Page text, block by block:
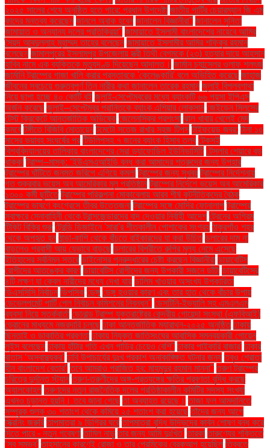
২০২৫ সালের শেষে অনুষ্ঠিত হতে পারে: প্রধান উপদেষ্টা জাতীয় পার্টির চেয়ারম্যান জি এম
কাদের মন্তব্য করেছেন জানলে অবাক হবেন জানালেন বিজ্ঞানীরা" জানালেন সুনিতা
জামায়াত ও অন্যান্য দলের প্রতিক্রিয়া'' জামায়াতে ইসলামী বাংলাদেশের নায়েবে আমির
সৈয়দ আবদুল্লাহ মুহাম্মদ তাহের বলেছেন জামায়াতে ইসলামীর আমির শফিকুর রহমান
বলেছেন জামালপুরের ইসলামপুর উপজেলায় স্ত্রী তিথী বেগমকে (২৩) হত্যার দায়ে আহসান
হাবিব নামে এক ব্যক্তিকে মৃত্যুদণ্ড দিয়েছেন আদালত। জার্মান চ্যান্সেলর ওলাফ শলৎজ
জার্মানি ট্রাম্পের গাজা খালি করার প্রস্তাবকে 'কেলেঙ্কারি' বলে অভিহিত করেছে জাহাজ
জীবনের সবচেয়ে গুরুত্বপূর্ণ তিন নারীর কথা জানালেন তারেক রহমান জুলাই বিপ্লবগাথা
নিয়ে ছাপা হচ্ছে ৪০ কোটি বই জুলাই-সেপ্টেম্বরের মধ্যে ব্যাংকটি ৬৬ পয়সা ইপিএস
অর্জন করেছে জুলাই–সেপ্টেম্বর প্রান্তিকে ব্যাংক এশিয়ার লোকসান জেইডেন সিলসের
টেস্ট ক্রিকেটে আন্তর্জাতিক অভিষেক জেলেনস্কির প্রশংসা ঝাল খাবার খেলেই মেদ
কমবে টঙ্গীতে বিজিবি মোতায়েন টমেটো সতেজ রাখার সহজ টিপস টাইফয়েড জ্বর: টানা ১৫
মাসের ভয়াবহ সংঘর্ষের পর টিউলিপসহ ৭ জনের ব্যাংক হিসাব তলব টেকসই
বিশ্ববিদ্যালয়ের তালিকায় বাংলাদেশের সেরা ড্যাফোডিল ইউনিভার্সিটি টেসলার শেয়ারে বড়
ধাক্কা ট্রাম্প–মাস্ক: ‘ইউএসএআইডি বন্ধ করা আমাদের শত্রুদের জন্য উপহার
ট্রাম্পের ঘাঁটিতে জনমত জরিপে এগিয়ে কমলা ট্রাম্পের জন্য সুখবর ট্রাম্পের নির্দেশনায়
গত শুক্রবার ভয়েস অব আমেরিকার মূল প্রতিষ্ঠান ট্রাম্পের নির্দেশে ভয়েস অব আমেরিকার
১৩০০ কর্মী ছুটিতে ট্রাম্পের পরিকল্পনা মোকাবেলায় আরব শীর্ষ কূটনীতিকদের বৈঠক
ট্রাম্পের ভাষণে কংগ্রেসে তীব্র উত্তেজনা ট্রাম্পের সঙ্গে মোদির ফোনালাপ ট্রাম্পের
স্বাক্ষরে সেনাবাহিনী থেকে ট্রান্সজেন্ডারদের বাদ দেওয়ার নির্বাহী আদেশ ট্রেনের অগ্রিম
টিকিট বিক্রি শুরু ট্রেন্ডি ডিজাইনে 'সারা'র শীতকালীন পোশাকের সংগ্রহ ঠাকুরগাঁও শহর
থেকে অপহৃত হন ঠান্ডা-কাশি থেকে বাঁচতে বাইকারদের যা করা উচিত ডলারের দাম না
বাড়লেও প্রবাসী আয় যেভাবে বাড়ছে ডলারের বিপরীতে রুপির মূল্য নেমে এসেছে
ইতিহাসের সর্বনিম্ন স্তরে ডাইনোসর পুনরুদ্ধারের চেষ্টা করছেন বিজ্ঞানীরা ডায়াবেটিস
রোগীদের আতঙ্কের কারণ ডায়াবেটিস রোগীদের জন্য উপকারী সজনে ডাঁটা ডায়াবেটিসের
৪টি লক্ষণ যা কেবল নারীদের মধ্যে দেখা যায় ডালিম খাওয়ার অসংখ্য উপকারিতা
ডিএসসিসি নির্বাচন ডিপসিক ডেঙ্গু ডেঙ্গু হওয়ার কারণ এবং তার হাত থেকে বাঁচার উপায়
ডেভেলপমেন্ট পার্টি পেল নির্বাচন কমিশনের নিবন্ধন" ডেসটিনি-ইভ্যালি সহ এমএলএম
ব্যবসা নিয়ে সতর্কবার্তা ডোনাল্ড ট্রাম্প যুক্তরাষ্ট্রের কেন্দ্রীয় গোয়েন্দা সংস্থা (এফবিআই)
ড্রোনের মাধ্যমে নজরদারি চলছে ঢাকা আন্তর্জাতিক ম্যারাথন-২০২৫ অনুষ্ঠিত ঢাকায়
ছিনতাই ও ডাকাতির প্রবণতা ঢাকায় নিযুক্ত জাতিসংঘের আবাসিক সমন্বয়কারী গোয়েন
লুইস বলেছেন ঢাকায় হাঁটার গতি এখন গাড়ির চেয়েও বেশি'' ঢাকার পাইকারি বাজার' ঢাকার
বাতাস ‘অস্বাস্থ্যকর’ ঢাবি উপাচার্যের দুঃখ প্রকাশ অনাকাঙ্ক্ষিত ঘটনার জন্য তবুও শ্রোতা
হীন বাংলাদেশ বেতার” তবে আমরাও পরাজিত হব: মাহমুদুর রহমান মান্না" তরুণ ট্রাম্পের
চরিত্রে দুর্দান্ত স্ট্যান তরুণ-তরুণীদের অঙ্গ-প্রত্যঙ্গের ক্ষতির প্রবণতা বৃদ্ধি করছে
অ্যালকোহল তরুণদের নতুন রাজনৈতিক দলের প্রতিষ্ঠাকালীন কমিটির সদস্য সংখ্যা
এখনও চূড়ান্ত হয়নি। তবে জানা গেছে তা অব্যাহত রয়েছে। তাজা ফল আমদানিতে
সম্পূরক শুল্ক ৩০ শতাংশ থেকে কমিয়ে ২৫ শতাংশ করা হয়েছে তাঁদের জন্য আগে
স্ক্রিনিং জরুরি তাপমাত্রা ৯ ডিগ্রির ঘরে তাপমাত্রা বৃদ্ধি উদ্ভিদের কার্বন শোষণ বন্ধ করে
দিতে পারে - নতুন গবেষণা তামিল নাড়ু তার জন্য আমি দুঃখিত' তারকা তারুণ্যের শক্তিতে
‘সব সম্ভব’ তাহসানের কারণেই রোজা ও তার প্রেমিকের ব্রেকআপ হয়েছিল তিব্বতে